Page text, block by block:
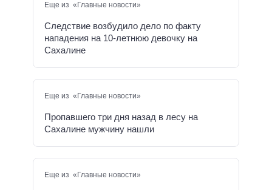
Еще из «Главные новости»
Следствие возбудило дело по факту
нападения на 10-летнюю девочку на
Сахалине
Еще из «Главные новости»
Пропавшего три дня назад в лесу на
Сахалине мужчину нашли
Еще из «Главные новости»